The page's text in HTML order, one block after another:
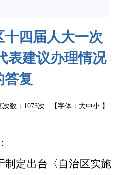
十四届人大一次
表建议办理情况
答复
数： 1073次 【字体： 大中小 】
制定出台〈自治区实施